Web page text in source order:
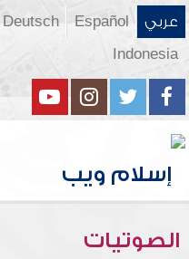
عربي Español
Deutsch
Indonesia
الصوتيات